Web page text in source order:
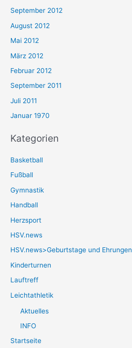
September 2012
August 2012
Mai 2012
März 2012
Februar 2012
September 2011
Juli 2011
Januar 1970
Kategorien
Basketball
Fußball
Gymnastik
Handball
Herzsport
HSV.news
HSV.news>Geburtstage und Ehrungen
Kinderturnen
Lauftreff
Leichtathletik
Aktuelles
INFO
Startseite